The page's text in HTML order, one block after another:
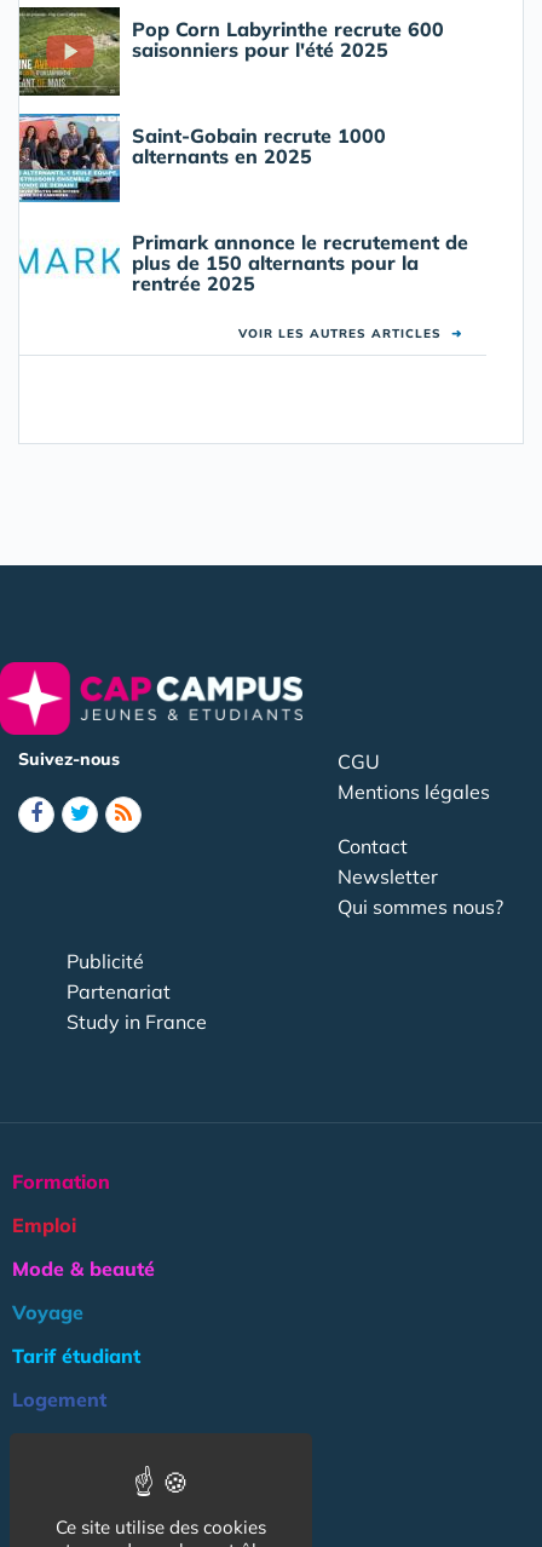
Pop Corn Labyrinthe recrute 600
saisonniers pour l'été 2025
Saint-Gobain recrute 1000
alternants en 2025
Primark annonce le recrutement de
plus de 150 alternants pour la
rentrée 2025
VOIR LES AUTRES ARTICLES ➜
Suivez-nous
CGU
Mentions légales
Contact
Newsletter
Qui sommes nous?
Publicité
Partenariat
Study in France
Formation
Emploi
Mode & beauté
Voyage
Tarif étudiant
Logement
Association
Ce site utilise des cookies